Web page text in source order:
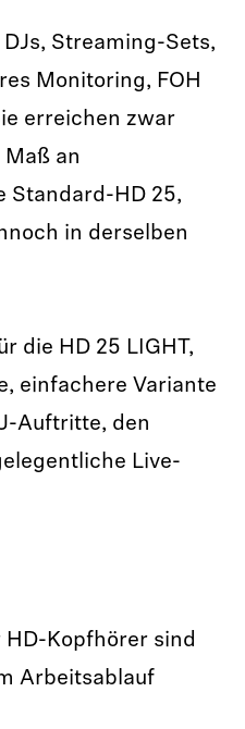
Streaming-Sets,
Monitoring, FOH
erreichen zwar
an
Standard-HD 25,
in derselben
die HD 25 LIGHT,
einfachere Variante
Auftritte, den
Live-
HD-Kopfhörer sind
Arbeitsablauf